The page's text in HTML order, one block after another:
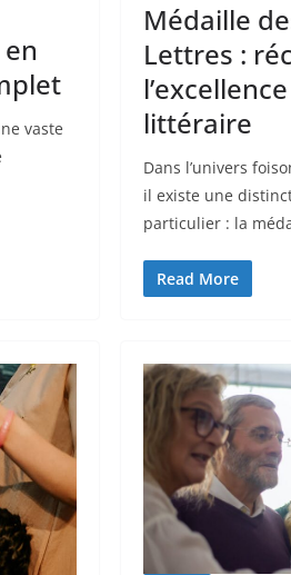
vaste
Médaille
Lettres :
littéraire
Dans l’univers
il existe une
particulier : la
Read More